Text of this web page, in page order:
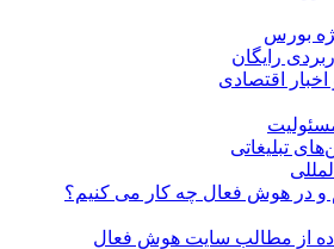
بورس
رایگان
اقتصادی
تبلیغاتی
و در هوش فعال چه کار می کنیم؟
از مطالب سایت هوش فعال